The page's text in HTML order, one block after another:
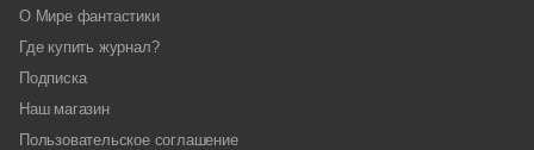
О Мире фантастики
Где купить журнал?
Подписка
Наш магазин
Пользовательское соглашение